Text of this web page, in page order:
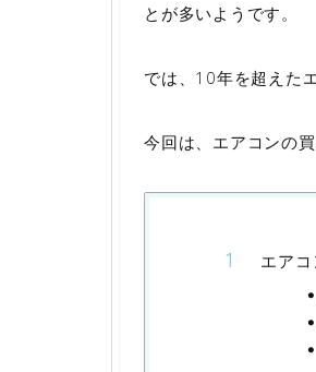
とが多いようです。
では、10年を超えた
今回は、エアコンの
エア